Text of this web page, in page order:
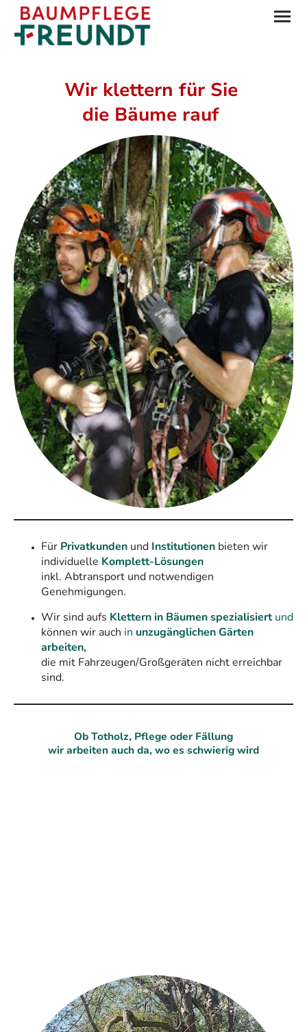
Wir klettern für Sie
die Bäume rauf
Für Privatkunden und Institutionen bieten wir
individuelle Komplett-Lösungen
inkl. Abtransport und notwendigen
Genehmigungen.
Wir sind aufs Klettern in Bäumen spezialisiertund
können wir auch in unzugänglichen Gärten
arbeiten,
die mit Fahrzeugen/Großgeräten nicht erreichbar
sind.
Ob Totholz, Pflege oder Fällung
wir arbeiten auch da, wo es schwierig wird